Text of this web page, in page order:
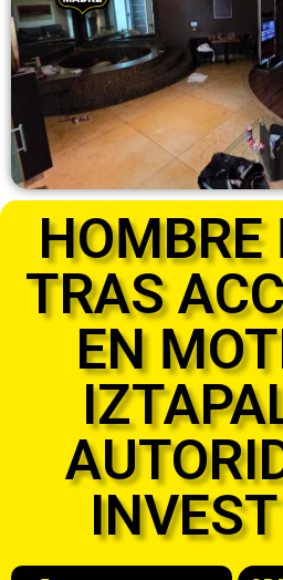
HOMBRE
TRAS
EN